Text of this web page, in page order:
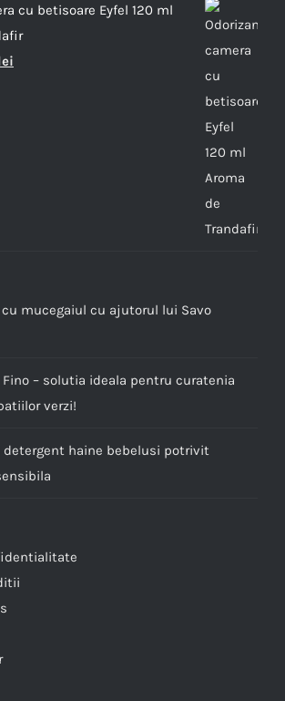
cu betisoare Eyfel 120 ml
mucegaiul cu ajutorul lui Savo
Fino – solutia ideala pentru curatenia
verzi!
detergent haine bebelusi potrivit